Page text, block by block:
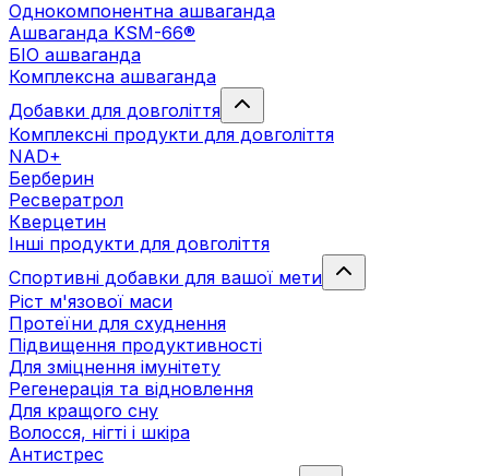
Однокомпонентна ашваганда
Ашваганда KSM-66®
БІО ашваганда
Комплексна ашваганда
Добавки для довголіття
Комплексні продукти для довголіття
NAD+
Берберин
Ресвератрол
Кверцетин
Інші продукти для довголіття
Спортивні добавки для вашої мети
Ріст м'язової маси
Протеїни для схуднення
Підвищення продуктивності
Для зміцнення імунітету
Регенерація та відновлення
Для кращого сну
Волосся, нігті і шкіра
Антистрес